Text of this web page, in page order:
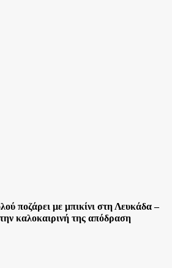
ποζάρει με μπικίνι στη Λευκάδα –
καλοκαιρινή της απόδραση